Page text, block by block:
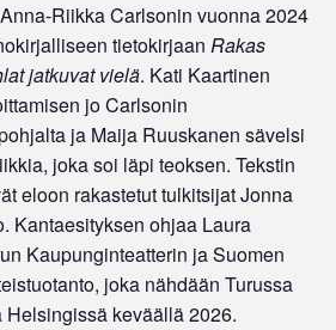
Riikka Carlsonin vuonna 2024
tietokirjaan Rakas
jatkuvat vielä. Kati Kaartinen
jo Carlsonin
ja Maija Ruuskanen sävelsi
joka soi läpi teoksen. Tekstin
eloon rakastetut tulkitsijat Jonna
Kantaesityksen ohjaa Laura
Kaupunginteatterin ja Suomen
joka nähdään Turussa
keväällä 2026.